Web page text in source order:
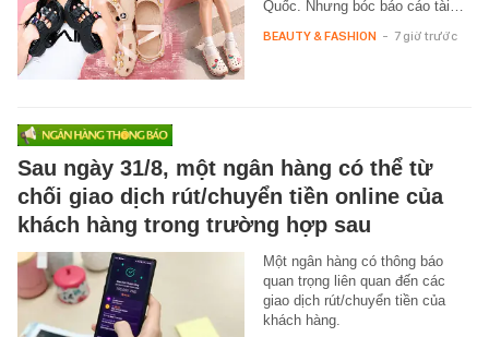
Quốc. Nhưng bóc báo cáo tài…
BEAUTY & FASHION - 7 giờ trước
Sau ngày 31/8, một ngân hàng có thể từ
chối giao dịch rút/chuyển tiền online của
khách hàng trong trường hợp sau
Một ngân hàng có thông báo
quan trọng liên quan đến các
giao dịch rút/chuyển tiền của
khách hàng.